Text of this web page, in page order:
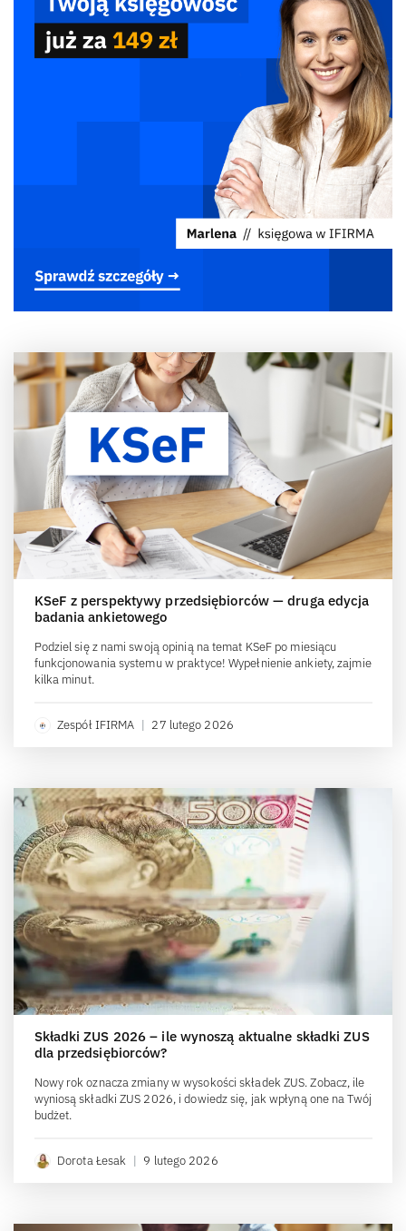
KSeF z perspektywy przedsiębiorców — druga edycja
badania ankietowego
Podziel się z nami swoją opinią na temat KSeF po miesiącu
funkcjonowania systemu w praktyce! Wypełnienie ankiety, zajmie
kilka minut.
Zespół IFIRMA | 27 lutego 2026
Składki ZUS 2026 – ile wynoszą aktualne składki ZUS
dla przedsiębiorców?
Nowy rok oznacza zmiany w wysokości składek ZUS. Zobacz, ile
wyniosą składki ZUS 2026, i dowiedz się, jak wpłyną one na Twój
budżet.
Dorota Łesak | 9 lutego 2026